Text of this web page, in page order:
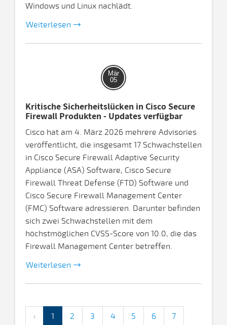
Windows und Linux nachlädt.
Weiterlesen
Mär
05
Kritische Sicherheitslücken in Cisco Secure
Firewall Produkten - Updates verfügbar
Cisco hat am 4. März 2026 mehrere Advisories
veröffentlicht, die insgesamt 17 Schwachstellen
in Cisco Secure Firewall Adaptive Security
Appliance (ASA) Software, Cisco Secure
Firewall Threat Defense (FTD) Software und
Cisco Secure Firewall Management Center
(FMC) Software adressieren. Darunter befinden
sich zwei Schwachstellen mit dem
höchstmöglichen CVSS-Score von 10.0, die das
Firewall Management Center betreffen.
Weiterlesen
‹ 1 2 3 4 5 6
7